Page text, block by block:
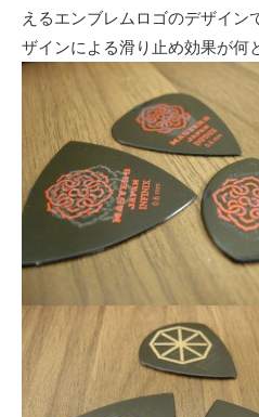
えるエンブレムロゴのデザイン
ザインによる滑り止め効果が何